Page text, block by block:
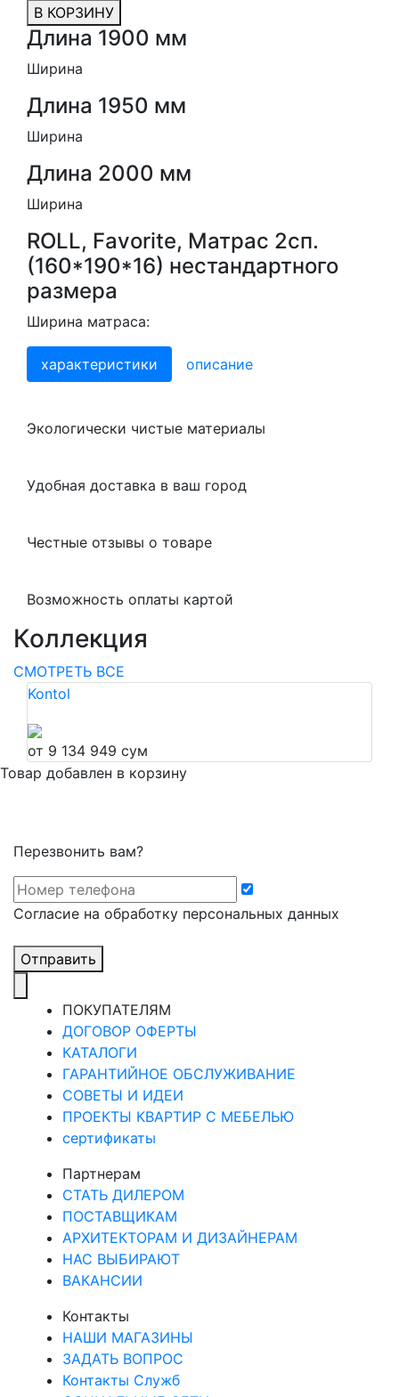
В КОРЗИНУ
Длина 1900 мм
Ширина
Длина 1950 мм
Ширина
Длина 2000 мм
Ширина
ROLL, Favorite, Матрас 2сп.
(160*190*16) нестандартного
размера
Ширина матраса:
характеристики описание
Экологически чистые материалы
Удобная доставка в ваш город
Честные отзывы о товаре
Возможность оплаты картой
Коллекция
СМОТРЕТЬ ВСЕ
Kontol
от 9 134 949 сум
Товар добавлен в корзину
Перезвонить вам?
Cогласие на обработку персональных данных
Отправить
ПОКУПАТЕЛЯМ
ДОГОВОР ОФЕРТЫ
КАТАЛОГИ
ГАРАНТИЙНОЕ ОБСЛУЖИВАНИЕ
СОВЕТЫ И ИДЕИ
ПРОЕКТЫ КВАРТИР С МЕБЕЛЬЮ
сертификаты
Партнерам
СТАТЬ ДИЛЕРОМ
ПОСТАВЩИКАМ
АРХИТЕКТОРАМ И ДИЗАЙНЕРАМ
НАС ВЫБИРАЮТ
ВАКАНСИИ
Контакты
НАШИ МАГАЗИНЫ
ЗАДАТЬ ВОПРОС
Контакты Служб